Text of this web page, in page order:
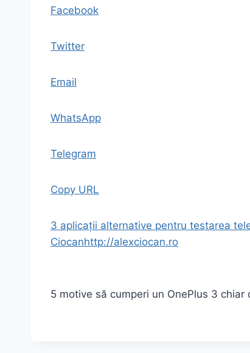
Facebook
Twitter
Email
WhatsApp
Telegram
Copy URL
3 aplicații alternative pentru testarea
Ciocanhttp://alexciocan.ro
5 motive să cumperi un OnePlus 3 chiar